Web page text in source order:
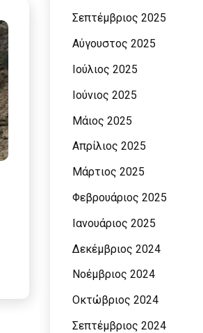
Σεπτέμβριος 2025
Αύγουστος 2025
Ιούλιος 2025
Ιούνιος 2025
Μάιος 2025
Απρίλιος 2025
Μάρτιος 2025
Φεβρουάριος 2025
Ιανουάριος 2025
Δεκέμβριος 2024
Νοέμβριος 2024
Οκτώβριος 2024
Σεπτέμβριος 2024